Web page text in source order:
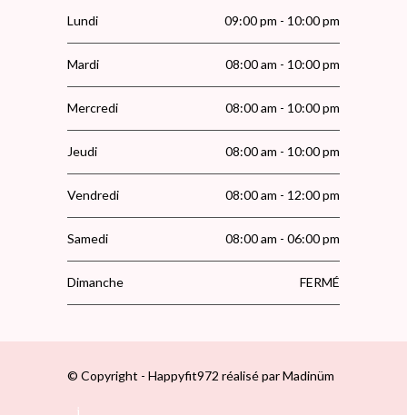
Lundi 09:00 pm - 10:00 pm
Mardi 08:00 am - 10:00 pm
Mercredi 08:00 am - 10:00 pm
Jeudi 08:00 am - 10:00 pm
Vendredi 08:00 am - 12:00 pm
Samedi 08:00 am - 06:00 pm
Dimanche FERMÉ
© Copyright - Happyfit972 réalisé parMadinüm